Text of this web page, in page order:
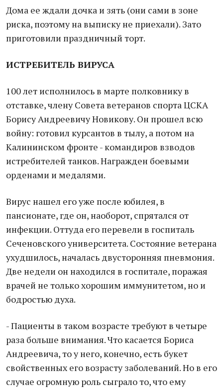
Дома ее ждали дочка и зять (они сами в зоне
риска, поэтому на выписку не приехали). Зато
приготовили праздничный торт.
ИСТРЕБИТЕЛЬ ВИРУСА
100 лет исполнилось в марте полковнику в
отставке, члену Совета ветеранов спорта ЦСКА
Борису Андреевичу Новикову. Он прошел всю
войну: готовил курсантов в тылу, а потом на
Калининском фронте - командиров взводов
истребителей танков. Награжден боевыми
орденами и медалями.
Вирус нашел его уже после юбилея, в
пансионате, где он, наоборот, спрятался от
инфекции. Оттуда его перевели в госпиталь
Сеченовского университета. Состояние ветерана
ухудшилось, началась двусторонняя пневмония.
Две недели он находился в госпитале, поражая
врачей не только хорошим иммунитетом, но и
бодростью духа.
- Пациенты в таком возрасте требуют в четыре
раза больше внимания. Что касается Бориса
Андреевича, то у него, конечно, есть букет
свойственных его возрасту заболеваний. Но в его
случае огромную роль сыграло то, что ему